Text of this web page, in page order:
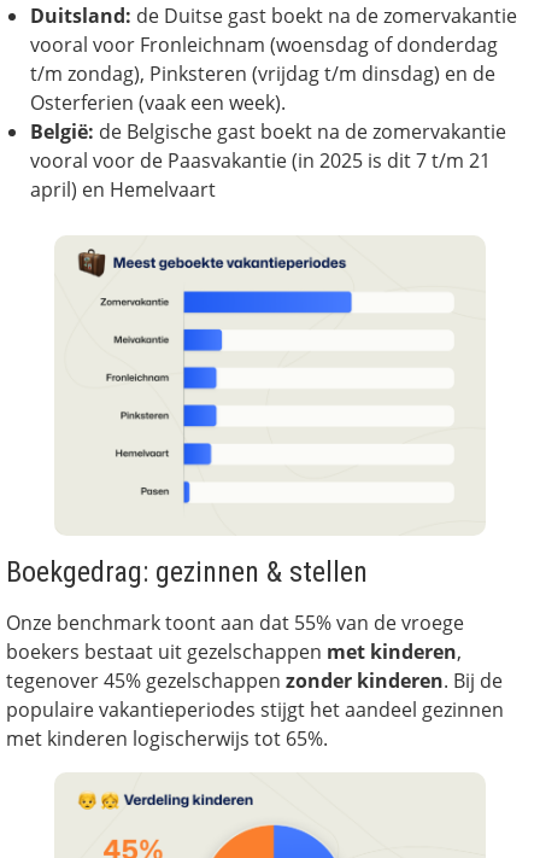
Duitsland: de Duitse gast boekt na de zomervakantie
vooral voor Fronleichnam (woensdag of donderdag
t/m zondag), Pinksteren (vrijdag t/m dinsdag) en de
Osterferien (vaak een week).
België: de Belgische gast boekt na de zomervakantie
vooral voor de Paasvakantie (in 2025 is dit 7 t/m 21
april) en Hemelvaart
Boekgedrag: gezinnen & stellen
Onze benchmark toont aan dat 55% van de vroege
boekers bestaat uit gezelschappen met kinderen,
tegenover 45% gezelschappen zonder kinderen. Bij de
populaire vakantieperiodes stijgt het aandeel gezinnen
met kinderen logischerwijs tot 65%.